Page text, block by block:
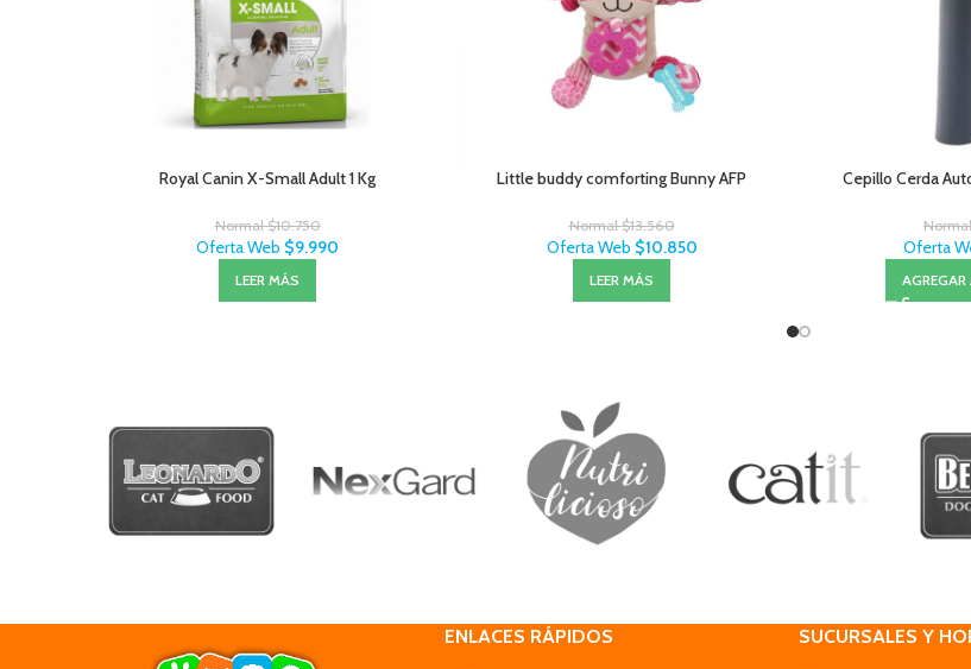
Royal Canin X-Small Adult 1 Kg
Normal$10.750
Oferta Web $9.990
LEER MÁS
Little buddy comforting Bunny AFP
Normal$13.560
Oferta Web $10.850
LEER MÁS
Cepillo Cerda
Oferta
AGREGAR
ENLACES RÁPIDOS SUCURSALES Y